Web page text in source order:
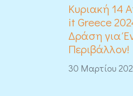
Κυριακή 14
it Greece
Δράση για
Περιβάλλον!
30 Μαρτίου